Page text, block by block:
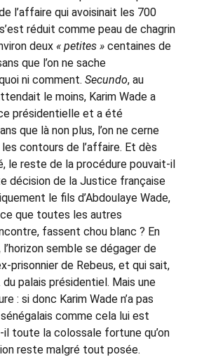
l’affaire qui avoisinait les 700
réduit comme peau de chagrin
deux « petites »centaines de
que l’on ne sache
ni comment. Secundo, au
le moins, Karim Wade a
présidentielle et a été
que là non plus, l’on ne cerne
contours de l’affaire. Et dès
le reste de la procédure pouvait-il
décision de la Justice française
le fils d’Abdoulaye Wade,
que toutes les autres
fassent chou blanc ? En
semble se dégager de
prisonnier de Rebeus, et qui sait,
palais présidentiel. Mais une
: si donc Karim Wade n’a pas
comme cela lui est
il toute la colossale fortune qu’on
reste malgré tout posée.